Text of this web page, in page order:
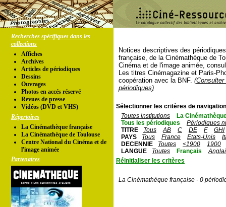
Recherches spécifiques dans les
collections
Affiches
Archives
Articles de périodiques
Dessins
Ouvrages
Photos en accés réservé
Revues de presse
Vidéos (DVD et VHS)
Répertoires
La Cinémathèque française
La Cinémathèque de Toulouse
Centre National du Cinéma et de
l'image animée
Partenaires
Notices descriptives des
française, de la Cinémathèque de
Cinéma et de l'image animée,
Les titres Cinémagazine et Paris-
coopération avec la BNF.
périodiques)
Sélectionner les critères de
Toutes institutions
La
Tous les périodiques
Périodiques
TITRE
Tous AB C DE F
GHI
PAYS
Tous France Etats-Unis
DECENNIE
Toutes <1900
1900
LANGUE
Toutes Français
Réinitialiser les critères
La Cinémathèque française - 0